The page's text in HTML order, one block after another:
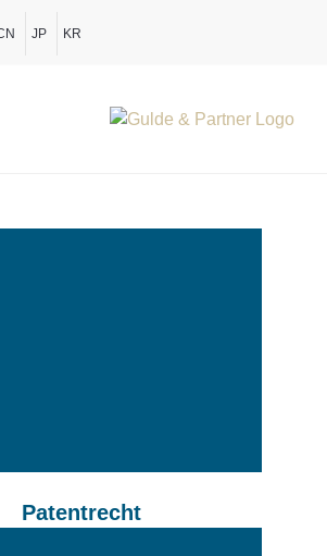
JP KR
Patentrecht